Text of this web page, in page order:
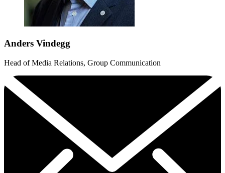
Anders Vindegg
Head of Media Relations, Group Communication